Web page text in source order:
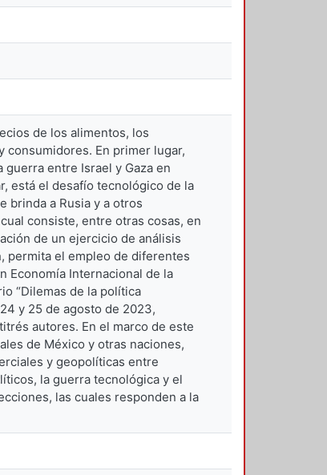
de los alimentos, los
consumidores. En primer lugar,
entre Israel y Gaza en
está el desafío tecnológico de la
brinda a Rusia y a otros
consiste, entre otras cosas, en
de un ejercicio de análisis
permita el empleo de diferentes
Economía Internacional de la
“Dilemas de la política
y 25 de agosto de 2023,
autores. En el marco de este
de México y otras naciones,
y geopolíticas entre
la guerra tecnológica y el
las cuales responden a la